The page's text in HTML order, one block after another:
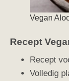
Vegan
Recept
Recept
Volledig